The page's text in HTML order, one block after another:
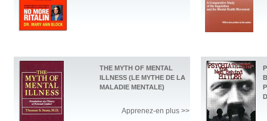
THE MYTH OF MENTAL
ILLNESS (LE MYTHE DE LA
MALADIE MENTALE)
Apprenez-en plus >>